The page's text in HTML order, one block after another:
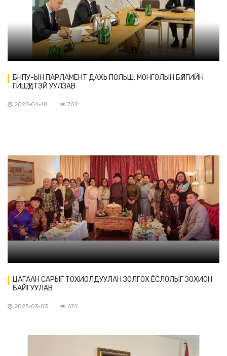
БНПУ-ЫН ПАРЛАМЕНТ ДАХЬ ПОЛЬШ, МОНГОЛЫН БҮЛГИЙН
ГИШҮҮДТЭЙ УУЛЗАВ
2023-04-18 702
ЦАГААН САРЫГ ТОХИОЛДУУЛАН ЗОЛГОХ ЁСЛОЛЫГ ЗОХИОН
БАЙГУУЛАВ
2023-03-03 674